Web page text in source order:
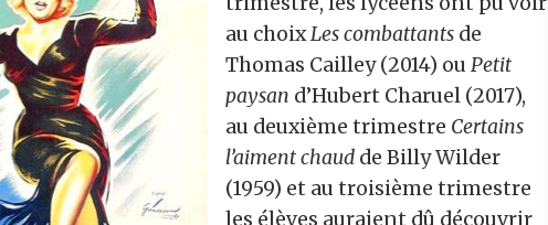
au choixLes combattants de
Thomas Cailley (2014) ou Petit
paysan d’Hubert Charuel (2017),
au deuxième trimestre Certains
l’aiment chaud de Billy Wilder
(1959) et au troisième trimestre
les élèves auraient dû découvrir